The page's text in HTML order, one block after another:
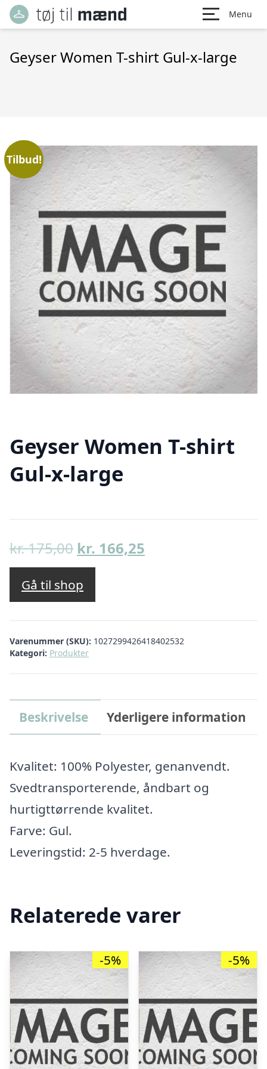
Menu
Geyser Women T-shirt Gul-x-large
Tilbud!
Geyser Women T-shirt
Gul-x-large
kr.175,00 Den
oprindelige
pris
var:
kr. 175,00.
kr. 166,25
kr. 166,25.
Gå til shop
Varenummer (SKU): 1027299426418402532
Kategori: Produkter
Beskrivelse Yderligere information
Kvalitet: 100% Polyester, genanvendt.
Svedtransporterende, åndbart og
hurtigttørrende kvalitet.
Farve: Gul.
Leveringstid: 2-5 hverdage.
Relaterede varer
-5% -5%